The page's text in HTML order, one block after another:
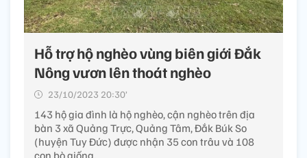
Hỗ trợ hộ nghèo vùng biên giới Đắk
Nông vươn lên thoát nghèo
23/10/2023 20:30’
143 hộ gia đình là hộ nghèo, cận nghèo trên địa
bàn 3 xã Quảng Trực, Quảng Tâm, Đắk Búk So
(huyện Tuy Đức) được nhận 35 con trâu và 108